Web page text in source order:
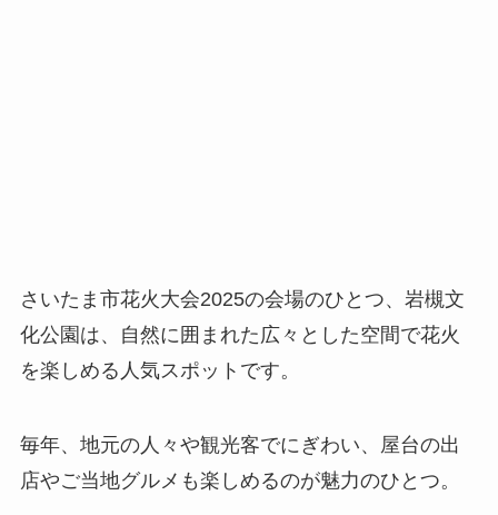
さいたま市花火大会2025の会場のひとつ、岩槻文
化公園は、自然に囲まれた広々とした空間で花火
を楽しめる人気スポットです。
毎年、地元の人々や観光客でにぎわい、屋台の出
店やご当地グルメも楽しめるのが魅力のひとつ。